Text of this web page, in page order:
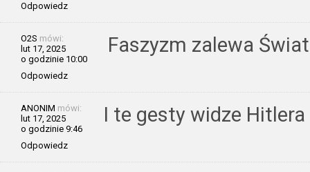
Odpowiedz
O2S mówi:
lut 17, 2025
o godzinie 10:00
Odpowiedz
Faszyzm zalewa
ANONIM mówi:
lut 17, 2025
o godzinie 9:46
Odpowiedz
I te gesty widze Hitlera